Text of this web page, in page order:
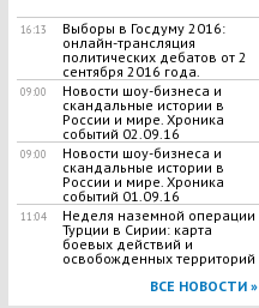
16:13
Выборы в Госдуму 2016:
онлайн-трансляция
политических дебатов от 2
сентября 2016 года.
09:00
Новости шоу-бизнеса и
скандальные истории в
России и мире. Хроника
событий 02.09.16
09:00
Новости шоу-бизнеса и
скандальные истории в
России и мире. Хроника
событий 01.09.16
11:04
Неделя наземной операции
Турции в Сирии: карта
боевых действий и
освобожденных территорий
ВСЕ НОВОСТИ »